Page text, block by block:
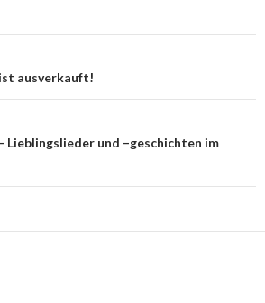
ausverkauft!
Lieblingslieder und –geschichten im